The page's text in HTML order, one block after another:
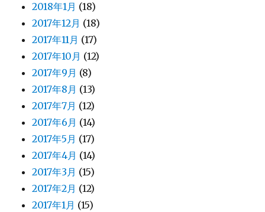
2018年1月 (18)
2017年12月 (18)
2017年11月 (17)
2017年10月 (12)
2017年9月 (8)
2017年8月 (13)
2017年7月 (12)
2017年6月 (14)
2017年5月 (17)
2017年4月 (14)
2017年3月 (15)
2017年2月 (12)
2017年1月 (15)